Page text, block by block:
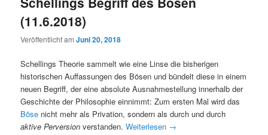
(11.6.2018)
Veröffentlicht amJuni 20, 2018
Schellings Theorie sammelt wie eine Linse die bisherigen
historischen Auffassungen des Bösen und bündelt diese in einem
neuen Begriff, der eine absolute Ausnahmestellung innerhalb der
Geschichte der Philosophie einnimmt: Zum ersten Mal wird das
Böse nicht mehr als Privation, sondern als durch und durch
aktive Perversion verstanden.Weiterlesen →